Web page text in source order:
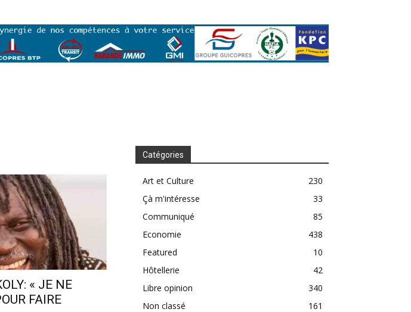
« JE NE
FAIRE
Catégories
Art et Culture
230
Çà m'intéresse
33
Communiqué
85
Economie
438
Featured
10
Hôtellerie
42
Libre opinion
340
Non classé
161